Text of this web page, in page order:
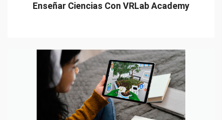
Enseñar Ciencias Con VRLab Academy